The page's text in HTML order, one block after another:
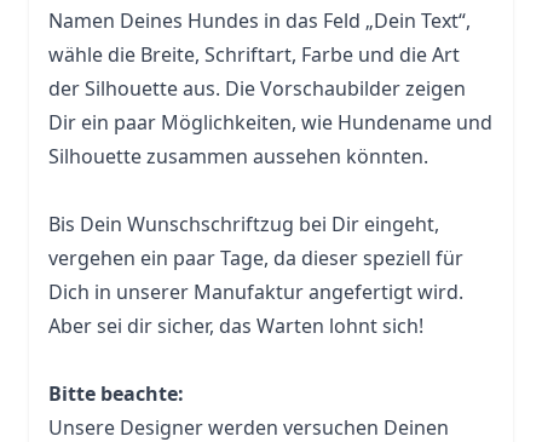
Namen Deines Hundes in das Feld „Dein Text“,
wähle die Breite, Schriftart, Farbe und die Art
der Silhouette aus. Die Vorschaubilder zeigen
Dir ein paar Möglichkeiten, wie Hundename und
Silhouette zusammen aussehen könnten.
Bis Dein Wunschschriftzug bei Dir eingeht,
vergehen ein paar Tage, da dieser speziell für
Dich in unserer Manufaktur angefertigt wird.
Aber sei dir sicher, das Warten lohnt sich!
Bitte beachte:
Unsere Designer werden versuchen Deinen